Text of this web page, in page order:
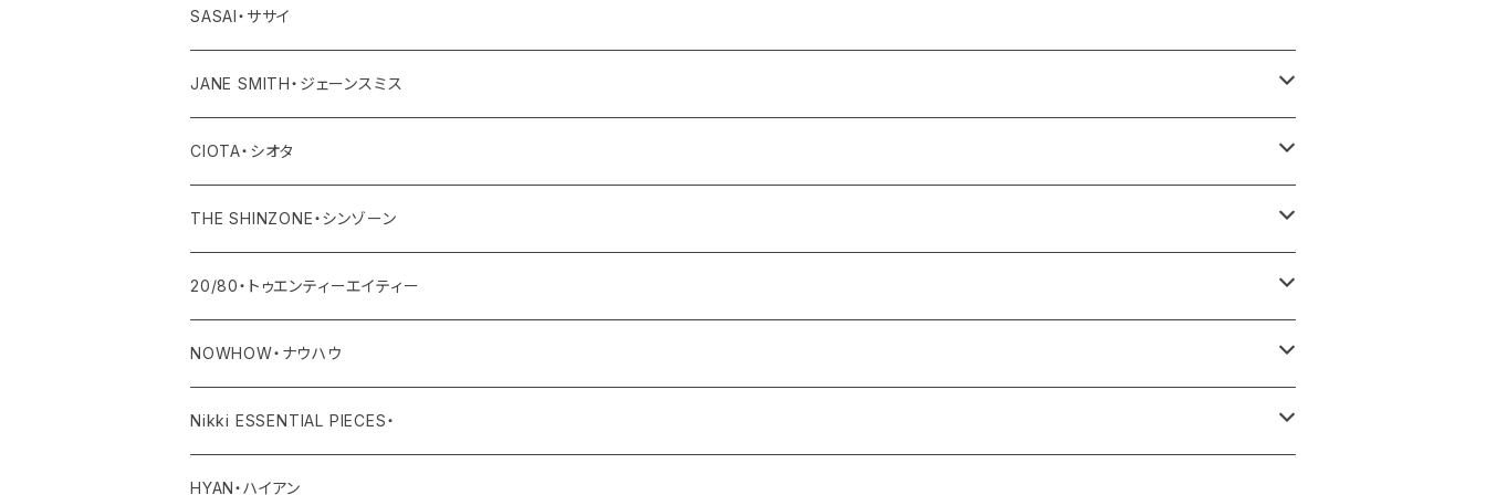
その他
ワンピース・オールインワン
その他
ボトム
ワンピース・オールインワン
その他
アウター
トップス
ボトム
ワンピース・サロペット
その他
SASAI・ササイ
JANE SMITH・ジェーンスミス
アウター
トップス
ボトム
ワンピース・サロペット
その他
CIOTA・シオタ
アウター
トップス
ボトム
ワンピース・サロペット
その他
THE SHINZONE・シンゾーン
アウター
トップス
ボトム
デニム
ワンピース・サロペット
20/80・トゥエンティーエイティー
バッグ
その他
NOWHOW・ナウハウ
バッグ
その他
Nikki ESSENTIAL PIECES・
アウター
HYAN・ハイアン